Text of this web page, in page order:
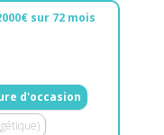
sur 72 mois
d'occasion